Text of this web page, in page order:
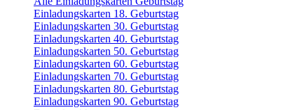
Einladungskarten 18. Geburtstag
Einladungskarten 30. Geburtstag
Einladungskarten 40. Geburtstag
Einladungskarten 50. Geburtstag
Einladungskarten 60. Geburtstag
Einladungskarten 70. Geburtstag
Einladungskarten 80. Geburtstag
Einladungskarten 90. Geburtstag